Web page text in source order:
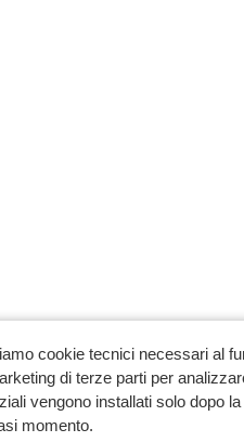
cookie tecnici necessari al
di terze parti per
vengono installati solo dopo
momento.